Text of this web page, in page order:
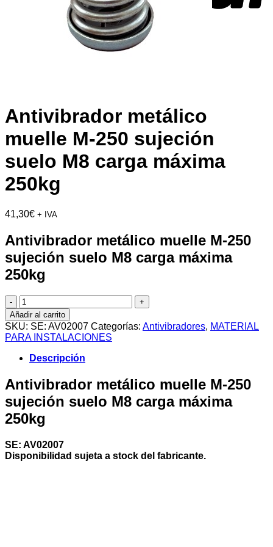
Antivibrador metálico
muelle M-250 sujeción
suelo M8 carga máxima
250kg
41,30€ + IVA
Antivibrador metálico muelle M-250
sujeción suelo M8 carga máxima
250kg
Antivibrador
metálico
muelle
M-
250
sujeción
suelo
M8
carga
máxima
250kg
cantidad
Añadir al carrito
SKU: SE: AV02007 Categorías: Antivibradores, MATERIAL
PARA INSTALACIONES
Descripción
Antivibrador metálico muelle M-250
sujeción suelo M8 carga máxima
250kg
SE: AV02007
Disponibilidad sujeta a stock del fabricante.